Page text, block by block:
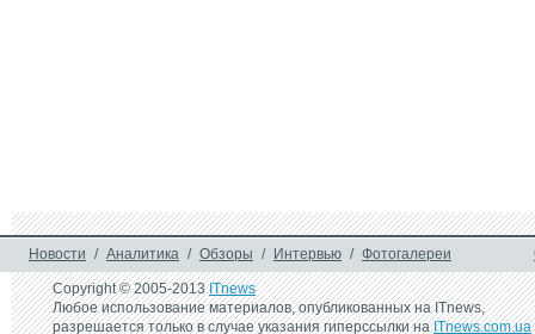
Новости / Аналитика / Обзоры / Интервью / Фотогалереи
Copyright © 2005-2013ITnews
Любое использование материалов, опубликованных на ITnews,
разрешается только в случае указания гиперссылки наITnews.com.ua